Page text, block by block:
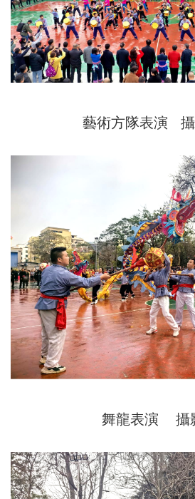
藝術方隊表演 攝
舞龍表演 攝